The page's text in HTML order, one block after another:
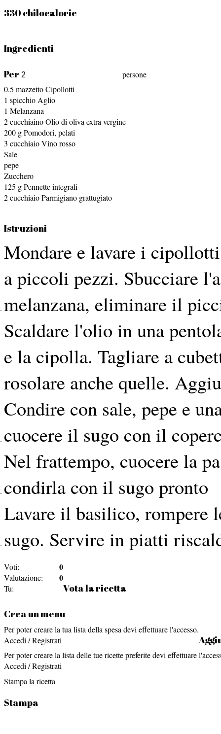
330 chilocalorie
Ingredienti
Per
persone
0.5 mazzettoCipollotti
1 spicchioAglio
1 Melanzana
2cucchiainoOlio di oliva extra vergine
200 gPomodori, pelati
3 cucchiaioVino rosso
Sale
pepe
Zucchero
125 gPennette integrali
2cucchiaioParmigiano grattugiato
Istruzioni
Mondare e lavare i
a piccoli pezzi. Sbucciare
melanzana, eliminare il
Scaldare l'olio in una
e la cipolla. Tagliare a
rosolare anche quelle.
Condire con sale, pepe e
cuocere il sugo con il
Nel frattempo, cuocere la
condirla con il sugo pronto
Lavare il basilico, rompere
sugo. Servire in piatti
Voti: 0
Valutazione: 0
Tu: Vota la ricetta
Crea un menu
Per poter creare la tua lista della spesa devi effettuare l'accesso.
Accedi / Registrati
Per poter creare la lista delle tue ricette preferite devi effettuare
Accedi / Registrati
Stampa la ricetta
Stampa